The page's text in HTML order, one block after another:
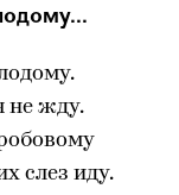
не жду.
слез иду.